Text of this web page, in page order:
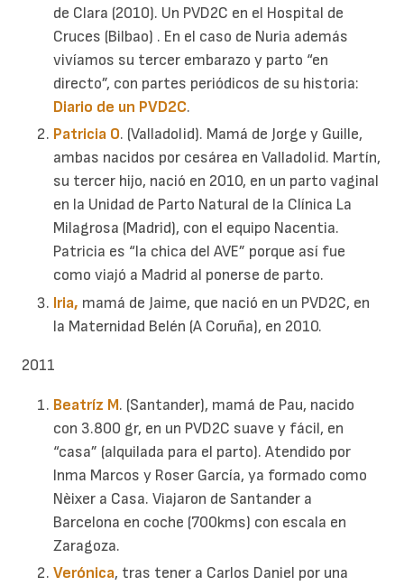
de Clara (2010). Un PVD2C en el Hospital de
Cruces (Bilbao) . En el caso de Nuria además
vivíamos su tercer embarazo y parto “en
directo”, con partes periódicos de su historia:
Diario de un PVD2C.
Patricia O. (Valladolid). Mamá de Jorge y Guille,
ambas nacidos por cesárea en Valladolid. Martín,
su tercer hijo, nació en 2010, en un parto vaginal
en la Unidad de Parto Natural de la Clínica La
Milagrosa (Madrid), con el equipo Nacentia.
Patricia es “la chica del AVE” porque así fue
como viajó a Madrid al ponerse de parto.
Iria, mamá de Jaime, que nació en un PVD2C, en
la Maternidad Belén (A Coruña), en 2010.
2011
Beatríz M. (Santander), mamá de Pau, nacido
con 3.800 gr, en un PVD2C suave y fácil, en
“casa” (alquilada para el parto). Atendido por
Inma Marcos y Roser García, ya formado como
Nèixer a Casa. Viajaron de Santander a
Barcelona en coche (700kms) con escala en
Zaragoza.
Verónica, tras tener a Carlos Daniel por una